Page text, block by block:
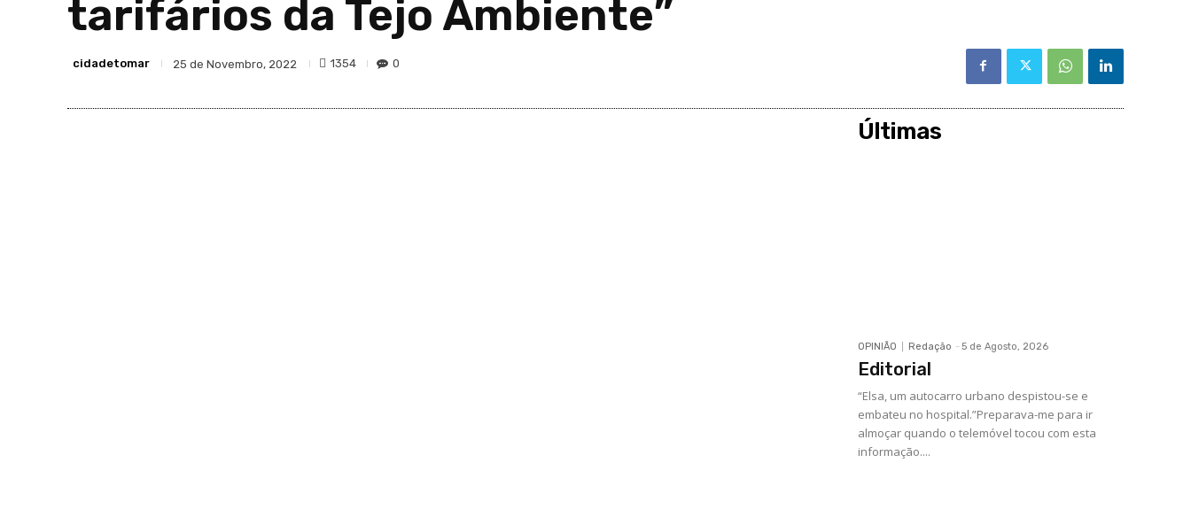
tarifários da Tejo Ambiente”
cidadetomar 25 de Novembro, 2022 1354 0
Últimas
OPINIÃO Redação - 5 de Agosto, 2026
Editorial
“Elsa, um autocarro urbano despistou-se e
embateu no hospital.”Preparava-me para ir
almoçar quando o telemóvel tocou com esta
informação....